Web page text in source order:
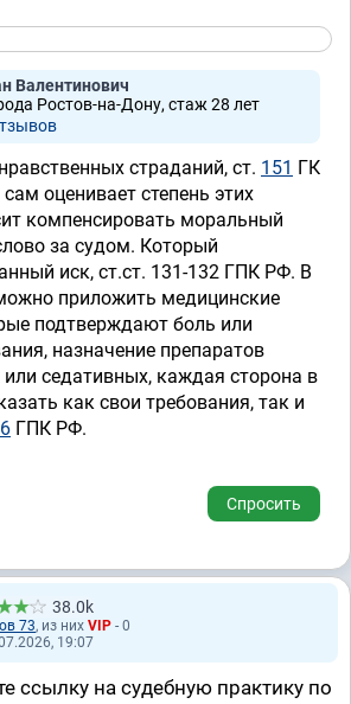
Валентинович
Ростов-на-Дону, стаж 28 лет
страданий, ст. 151 ГК
оценивает степень этих
компенсировать моральный
за судом. Который
иск, ст.ст. 131-132 ГПК РФ. В
приложить медицинские
подтверждают боль или
назначение препаратов
седативных, каждая сторона в
как свои требования, так и
ГПК РФ.
Спросить
38.0k
73, из них VIP - 0
19:07
ссылку на судебную практику по